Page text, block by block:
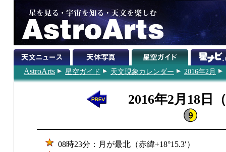
AstroArts 星空ガイド 天文現象カレンダー 2016年2月
2016年2月18日
08時23分：月が最北（赤緯+18°15.3′）